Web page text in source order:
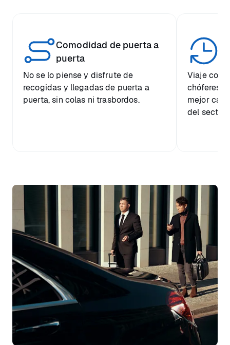
Comodidad de puerta a
puerta
No se lo piense y disfrute de
recogidas y llegadas de puerta a
puerta, sin colas ni trasbordos.
Viaje con
chóferes
mejor
del sector,